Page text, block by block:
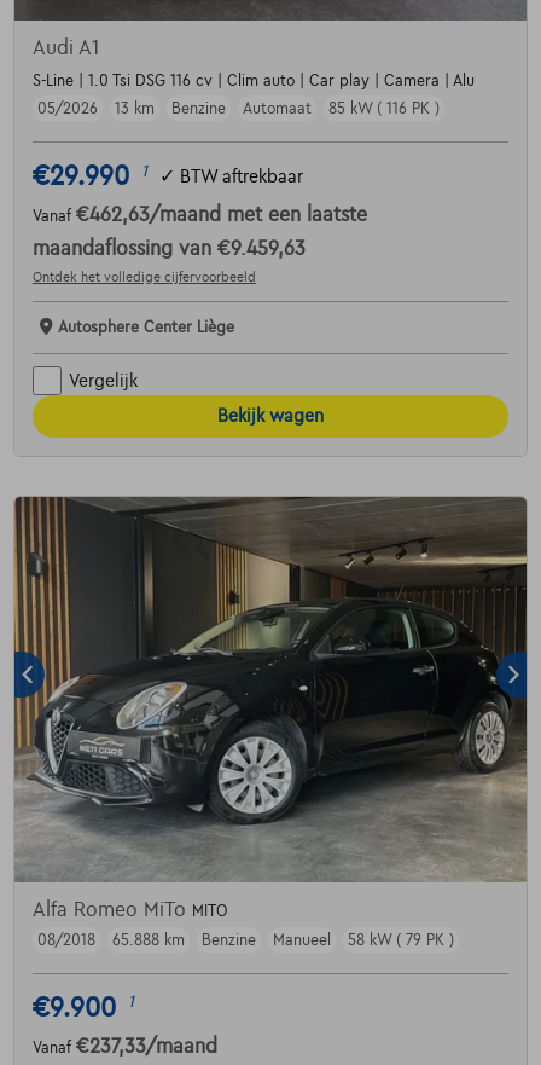
Audi A1
S-Line | 1.0 Tsi DSG 116 cv | Clim auto | Car play | Camera | Alu
05/2026
13 km Benzine Automaat 85 kW ( 116 PK )
€29.990 1 ✓ BTW aftrekbaar
Vanaf €462,63/maand met een laatste
maandaflossing van €9.459,63
Ontdek het volledige cijfervoorbeeld
Autosphere Center Liège
Vergelijk
Bekijk wagen
Alfa Romeo MiTo MITO
08/2018
65.888 km Benzine Manueel 58 kW ( 79 PK )
€9.900 1
Vanaf €237,33/maand